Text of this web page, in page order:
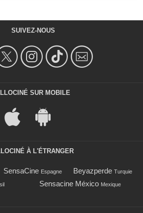
SUIVEZ-NOUS
SUR MOBILE
À L'ÉTRANGER
SensaCine Espagne Beyazperde Turquie
Sensacine México Mexique